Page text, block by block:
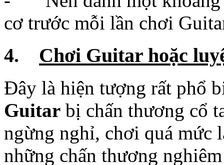
Đây là hiện tượng rất phổ
Guitar
bị chấn thương cổ
ngừng nghỉ, chơi quá mức
những chấn thương
cháy giai đoạn nên tăng
cơ thể và bàn tay, cánh
=>Phòng tránh: